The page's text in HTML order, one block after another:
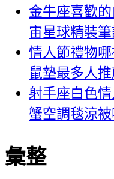
金牛座喜歡
宙星球精裝
情人節禮物
鼠墊最多人
射手座白色
蟹空調毯涼
彙整